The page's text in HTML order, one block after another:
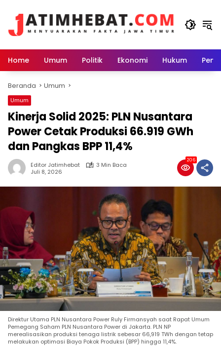
Home Umum Politik Ekonomi Hukum
Beranda Umum
Umum
Kinerja Solid 2025: PLN Nusantara
Power Cetak Produksi 66.919 GWh
dan Pangkas BPP 11,4%
Editor Jatimhebat
3 Min Baca
Juli 8, 2026
206
Direktur Utama PLN Nusantara Power Ruly Firmansyah saat Rapat Umum
Pemegang Saham PLN Nusantara Power di Jakarta. PLN NP
merealisasikan produksi tenaga listrik sebesar 66,919 TWh dengan tetap
melakukan optimasi Biaya Pokok Produksi (BPP) hingga 11,4%.